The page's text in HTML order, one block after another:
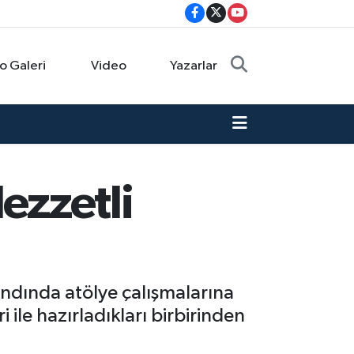
Galeri Video Yazarlar
atölye çalışmalarına
ile hazırladıkları birbirinden